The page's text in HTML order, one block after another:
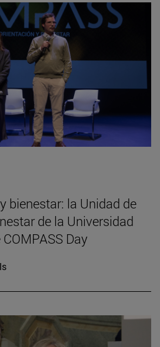
bienestar: la Unidad de
de la Universidad
Day